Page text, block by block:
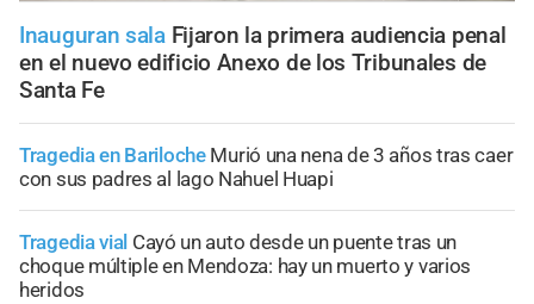
Inauguran sala Fijaron la primera audiencia penal
en el nuevo edificio Anexo de los Tribunales de
Santa Fe
Tragedia en Bariloche Murió una nena de 3 años tras caer
con sus padres al lago Nahuel Huapi
Tragedia vial Cayó un auto desde un puente tras un
choque múltiple en Mendoza: hay un muerto y varios
heridos